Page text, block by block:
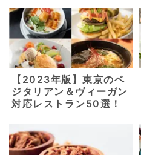
【2023年版】東京のベ
ジタリアン＆ヴィーガン
対応レストラン50選！